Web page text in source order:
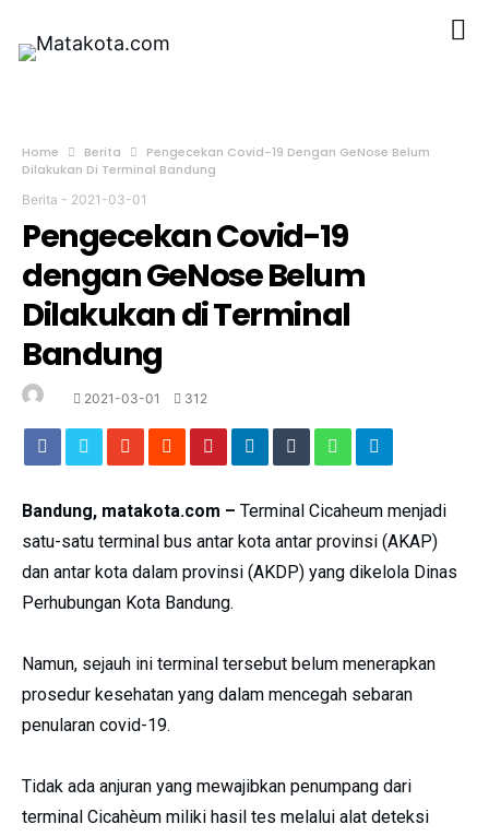
Home Berita
Pengecekan Covid-19 Dengan GeNose Belum
Dilakukan Di Terminal Bandung
Berita - 2021-03-01
Pengecekan Covid-19
dengan GeNose Belum
Dilakukan di Terminal
Bandung
2021-03-01 312
Bandung, matakota.com – Terminal Cicaheum menjadi
satu-satu terminal bus antar kota antar provinsi (AKAP)
dan antar kota dalam provinsi (AKDP) yang dikelola Dinas
Perhubungan Kota Bandung.
Namun, sejauh ini terminal tersebut belum menerapkan
prosedur kesehatan yang dalam mencegah sebaran
penularan covid-19.
Tidak ada anjuran yang mewajibkan penumpang dari
terminal Cicahèum miliki hasil tes melalui alat deteksi